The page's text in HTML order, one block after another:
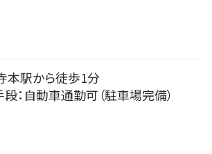
本駅から徒歩1分
：自動車通勤可（駐車場完備）